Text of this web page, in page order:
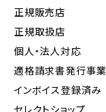
正規販売店
正規取扱店
個人・法人対応
適格請求書発行事
インボイス登録済み